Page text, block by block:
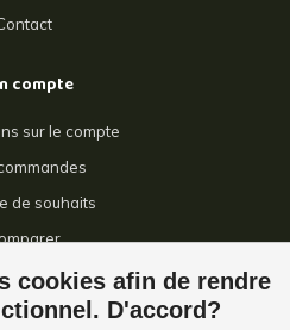
cookies afin de rendre
D'accord?
compte
sur le compte
de souhaits
produits